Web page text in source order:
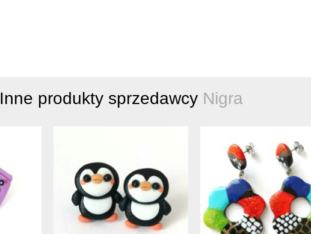
Inne produkty sprzedawcy Nigra